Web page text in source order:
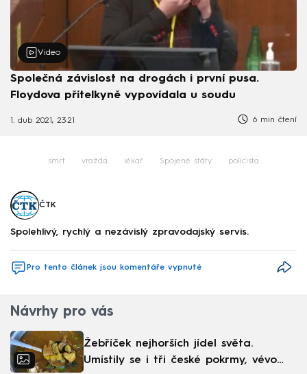
Video
Společná závislost na drogách i první pusa.
Floydova přítelkyně vypovídala u soudu
1. dub 2021, 23:21 6 min čtení
smrt vražda lékař Spojené státy policista
ČTK
Spolehlivý, rychlý a nezávislý zpravodajský servis.
Pro tento článek jsou komentáře vypnuté
Návrhy pro vás
Žebříček nejhorších jídel světa.
Umístily se i tři české pokrmy, vévodí